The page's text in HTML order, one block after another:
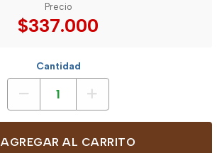
Precio
$337.000
Cantidad
AGREGAR AL CARRITO